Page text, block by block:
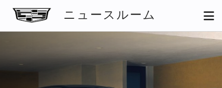
ニュースルーム